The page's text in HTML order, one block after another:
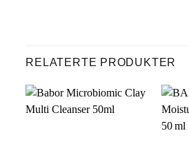
RELATERTE PRODUKTER